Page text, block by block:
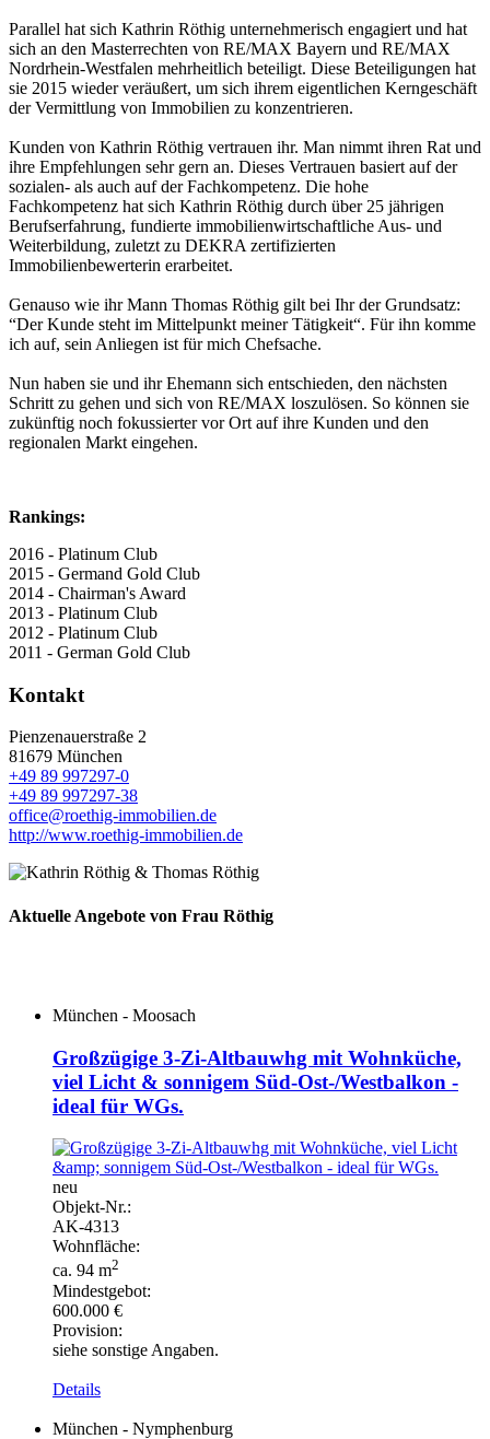
Parallel hat sich Kathrin Röthig unternehmerisch engagiert und hat
sich an den Masterrechten von RE/MAX Bayern und RE/MAX
Nordrhein-Westfalen mehrheitlich beteiligt. Diese Beteiligungen hat
sie 2015 wieder veräußert, um sich ihrem eigentlichen Kerngeschäft
der Vermittlung von Immobilien zu konzentrieren.
Kunden von Kathrin Röthig vertrauen ihr. Man nimmt ihren Rat und
ihre Empfehlungen sehr gern an. Dieses Vertrauen basiert auf der
sozialen- als auch auf der Fachkompetenz. Die hohe
Fachkompetenz hat sich Kathrin Röthig durch über 25 jährigen
Berufserfahrung, fundierte immobilienwirtschaftliche Aus- und
Weiterbildung, zuletzt zu DEKRA zertifizierten
Immobilienbewerterin erarbeitet.
Genauso wie ihr Mann Thomas Röthig gilt bei Ihr der Grundsatz:
“Der Kunde steht im Mittelpunkt meiner Tätigkeit“. Für ihn komme
ich auf, sein Anliegen ist für mich Chefsache.
Nun haben sie und ihr Ehemann sich entschieden, den nächsten
Schritt zu gehen und sich von RE/MAX loszulösen. So können sie
zukünftig noch fokussierter vor Ort auf ihre Kunden und den
regionalen Markt eingehen.
Rankings:
2016 - Platinum Club
2015 - Germand Gold Club
2014 - Chairman's Award
2013 - Platinum Club
2012 - Platinum Club
2011 - German Gold Club
Kontakt
Pienzenauerstraße 2
81679 München
+49 89 997297-0
+49 89 997297-38
office@roethig-immobilien.de
http://www.roethig-immobilien.de
Aktuelle Angebote von Frau Röthig
München - Moosach
Großzügige 3-Zi-Altbauwhg mit Wohnküche,
viel Licht & sonnigem Süd-Ost-/Westbalkon -
ideal für WGs.
neu
Objekt-Nr.:
AK-4313
Wohnfläche:
ca. 94 m2
Mindestgebot:
600.000 €
Provision:
siehe sonstige Angaben.
Details
München - Nymphenburg